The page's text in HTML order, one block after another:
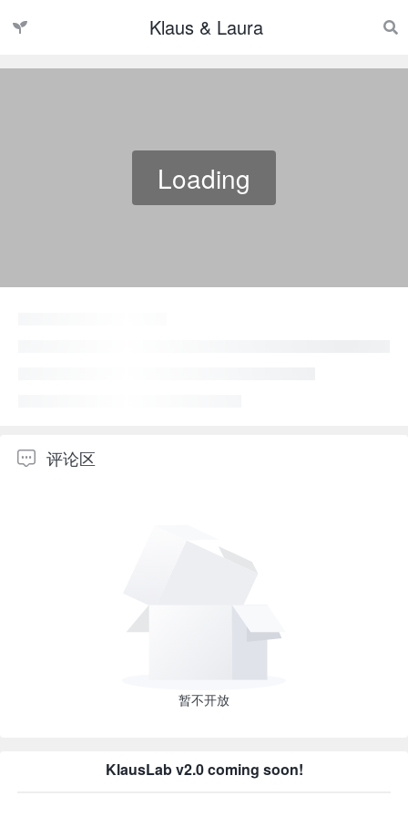
Klaus & Laura
Loading
评论区
暂不开放
KlausLab v2.0 coming soon!